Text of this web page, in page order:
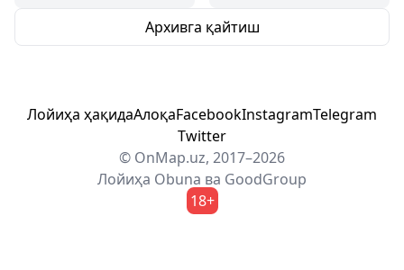
Архивга қайтиш
Лойиҳа ҳақидаАлоқаFacebookInstagramTelegram
Twitter
© OnMap.uz, 2017–2026
Лойиҳа Obuna ва GoodGroup
18+